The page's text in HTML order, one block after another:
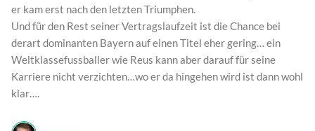
er kam erst nach den letzten Triumphen.
Und für den Rest seiner Vertragslaufzeit ist die Chance bei
derart dominanten Bayern auf einen Titel eher gering… ein
Weltklassefussballer wie Reus kann aber darauf für seine
Karriere nicht verzichten…wo er da hingehen wird ist dann wohl
klar….